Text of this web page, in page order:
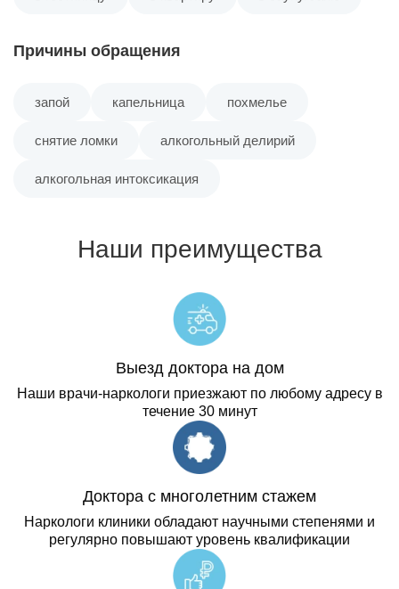
Причины обращения
запой капельница похмелье
снятие ломки алкогольный делирий
алкогольная интоксикация
Наши преимущества
Выезд доктора на дом
Наши врачи-наркологи приезжают по любому адресу в
течение 30 минут
Доктора с многолетним стажем
Наркологи клиники обладают научными степенями и
регулярно повышают уровень квалификации